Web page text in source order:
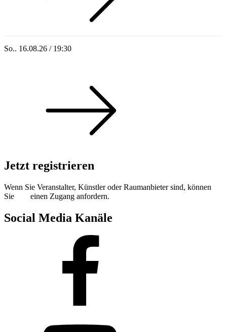
So.. 16.08.26 / 19:30
Jetzt registrieren
Wenn Sie Veranstalter, Künstler oder Raumanbieter sind, können
Sie
einen Zugang anfordern.
Social Media Kanäle